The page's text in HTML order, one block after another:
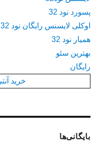
پسورد نود 32
اوکلی لایسنس رایگان نود 32
همیار نود 32
بهترین سئو
رایگان
خرید
بایگانی‌ها